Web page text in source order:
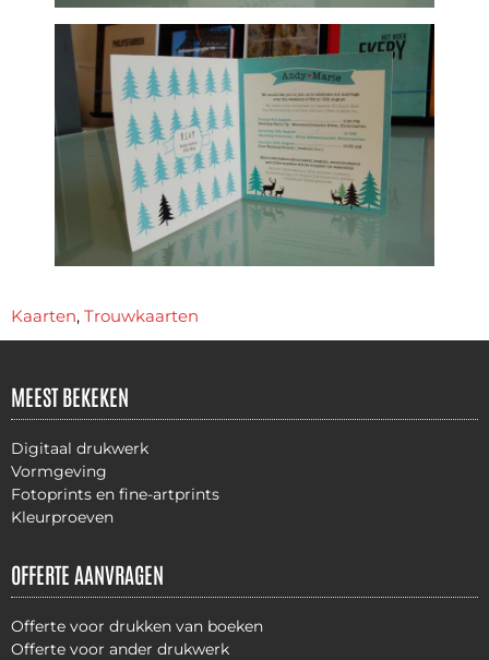
Kaarten, Trouwkaarten
MEEST BEKEKEN
Digitaal drukwerk
Vormgeving
Fotoprints en fine-artprints
Kleurproeven
OFFERTE AANVRAGEN
Offerte voor drukken van boeken
Offerte voor ander drukwerk